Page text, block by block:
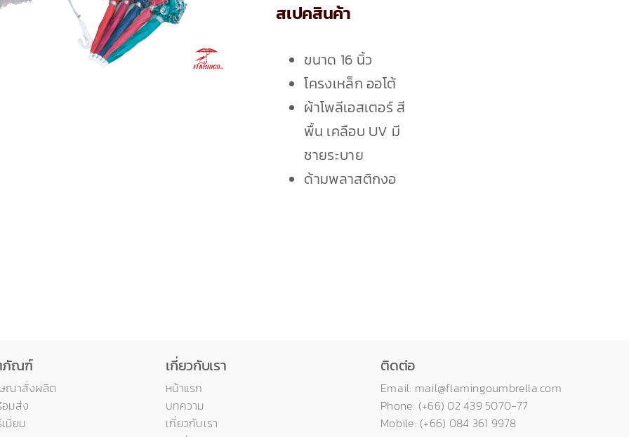
สเปคสินค้า
ขนาด 16 นิ้ว
โครงเหล็ก ออโต้
ผ้าโพลีเอสเตอร์ สี
พื้น เคลือบ UV มี
ชายระบาย
ด้ามพลาสติกงอ
ภัณฑ์
ณาสั่งผลิต
มส่ง
มี่ยม
เกี่ยวกับเรา
หน้าแรก
บทความ
เกี่ยวกับเรา
ติดต่อ
Email: mail@flamingoumbrella.com
Phone: (+66) 02 439 5070-77
Mobile: (+66) 084 361 9978